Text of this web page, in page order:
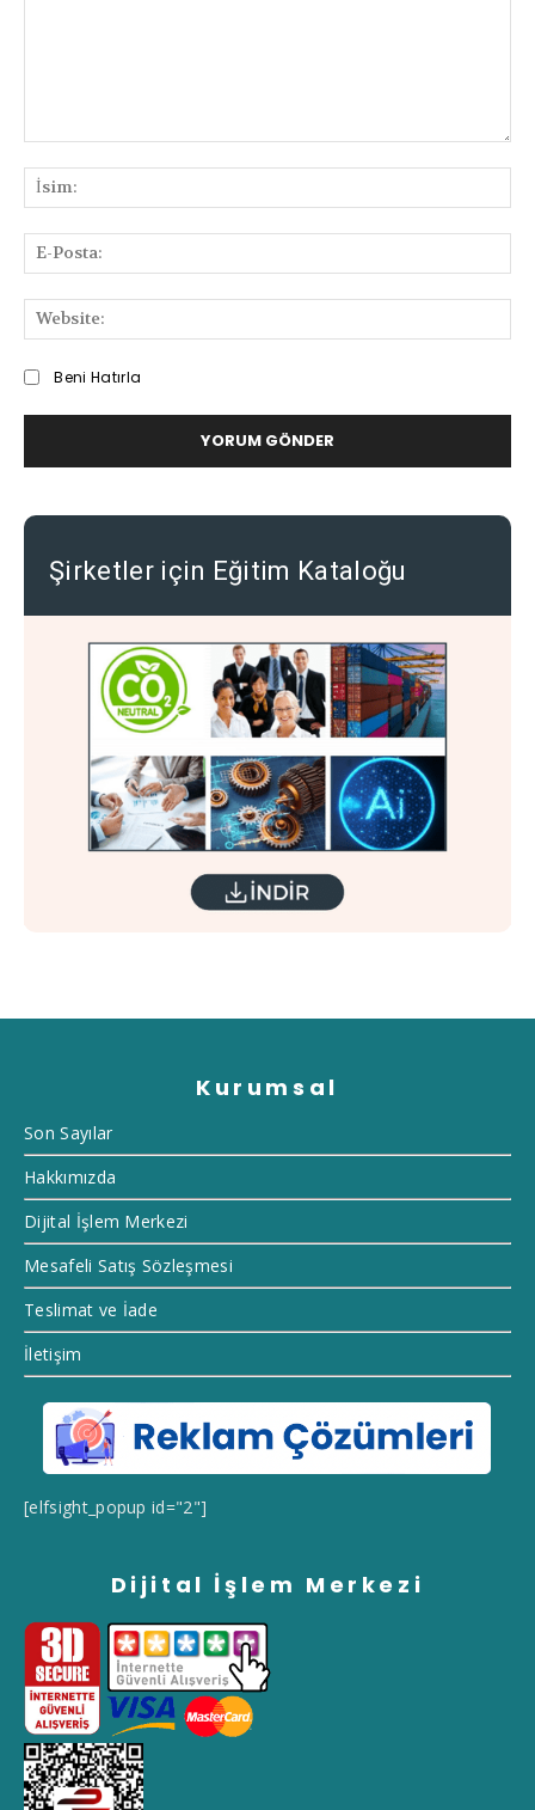
ve
Deneyimlerinizi
Beni Hatırla
Şirketler için Eğitim Kataloğu
Kurumsal
Son Sayılar
Hakkımızda
Dijital İşlem Merkezi
Mesafeli Satış Sözleşmesi
Teslimat ve İade
İletişim
[elfsight_popup id="2"]
Dijital İşlem Merkezi